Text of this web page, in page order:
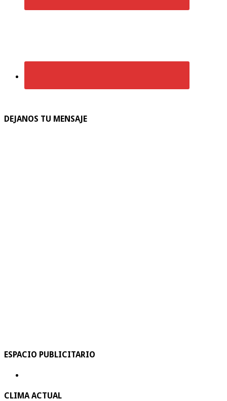
DEJANOS TU MENSAJE
ESPACIO PUBLICITARIO
CLIMA ACTUAL